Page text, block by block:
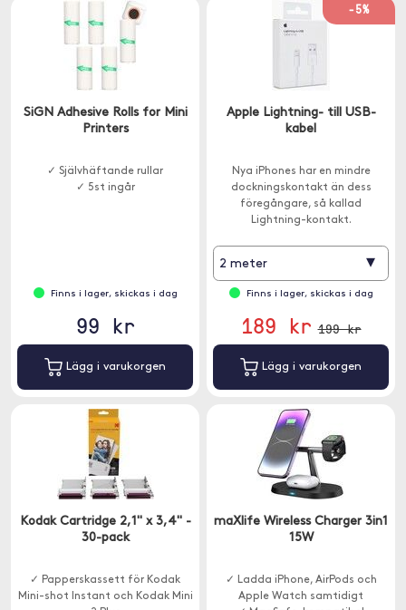
SiGN Adhesive Rolls for Mini
Printers
✓ Självhäftande rullar
✓ 5st ingår
Finns i lager, skickas i dag
99 kr
Lägg i varukorgen
-5%
Apple Lightning- till USB-
kabel
Nya iPhones har en mindre
dockningskontakt än dess
föregångare, så kallad
Lightning-kontakt.
2 meter ▾
Finns i lager, skickas i dag
189 kr 199 kr
Lägg i varukorgen
Kodak Cartridge 2,1" x 3,4" -
30-pack
✓ Papperskassett för Kodak
Mini-shot Instant och Kodak Mini
maXlife Wireless Charger 3in1
15W
✓ Ladda iPhone, AirPods och
Apple Watch samtidigt